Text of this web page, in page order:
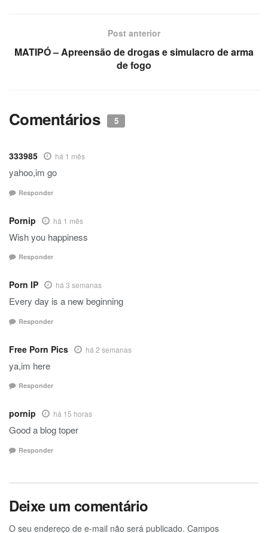
Post anterior
MATIPÓ – Apreensão de drogas e simulacro de arma
de fogo
Comentários 5
333985 há 1 mês
yahoo,im go
Responder
Pornip há 1 mês
Wish you happiness
Responder
Porn IP há 3 semanas
Every day is a new beginning
Responder
Free Porn Pics há 2 semanas
ya,im here
Responder
pornip há 15 horas
Good a blog toper
Responder
Deixe um comentário
O seu endereço de e-mail não será publicado. Campos